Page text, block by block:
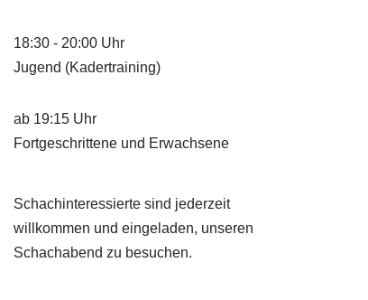
18:30 - 20:00 Uhr
Jugend (Kadertraining)
ab 19:15 Uhr
Fortgeschrittene und Erwachsene
Schachinteressierte sind jederzeit
willkommen und eingeladen, unseren
Schachabend zu besuchen.